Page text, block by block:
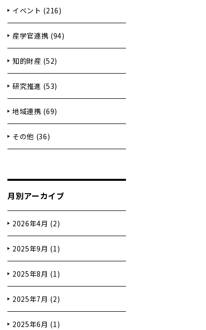
イベント (216)
産学官連携 (94)
知的財産 (52)
研究推進 (53)
地域連携 (69)
その他 (36)
月別アーカイブ
2026年4月 (2)
2025年9月 (1)
2025年8月 (1)
2025年7月 (2)
2025年6月 (1)